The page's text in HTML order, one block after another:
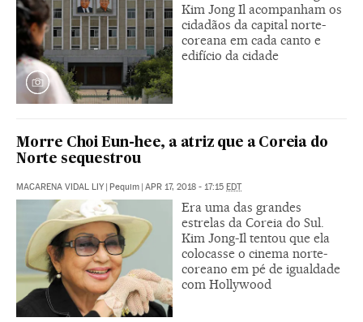
Kim Jong Il acompanham os
cidadãos da capital norte-
coreana em cada canto e
edifício da cidade
Morre Choi Eun-hee, a atriz que a Coreia do
Norte sequestrou
MACARENA VIDAL LIY | Pequim | APR 17, 2018 - 17:15 EDT
Era uma das grandes
estrelas da Coreia do Sul.
Kim Jong-Il tentou que ela
colocasse o cinema norte-
coreano em pé de igualdade
com Hollywood